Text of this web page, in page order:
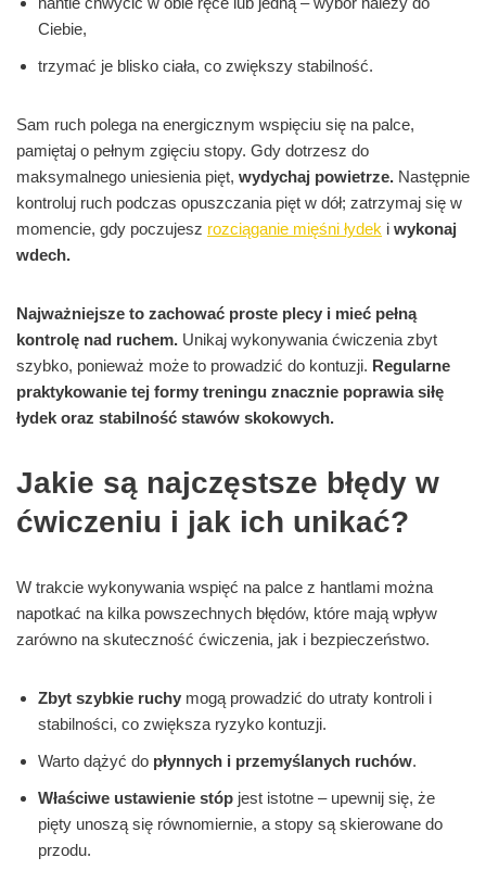
Ciebie,
trzymać je blisko ciała, co zwiększy stabilność.
Sam ruch polega na energicznym wspięciu się na palce,
pamiętaj o pełnym zgięciu stopy. Gdy dotrzesz do
maksymalnego uniesienia pięt, wydychaj powietrze. Następnie
kontroluj ruch podczas opuszczania pięt w dół; zatrzymaj się w
momencie, gdy poczujesz rozciąganie mięśni łydek i wykonaj
wdech.
Najważniejsze to zachować proste plecy i mieć pełną
kontrolę nad ruchem. Unikaj wykonywania ćwiczenia zbyt
szybko, ponieważ może to prowadzić do kontuzji. Regularne
praktykowanie tej formy treningu znacznie poprawia siłę
łydek oraz stabilność stawów skokowych.
Jakie są najczęstsze błędy w
ćwiczeniu i jak ich unikać?
W trakcie wykonywania wspięć na palce z hantlami można
napotkać na kilka powszechnych błędów, które mają wpływ
zarówno na skuteczność ćwiczenia, jak i bezpieczeństwo.
Zbyt szybkie ruchy mogą prowadzić do utraty kontroli i
stabilności, co zwiększa ryzyko kontuzji.
Warto dążyć do płynnych i przemyślanych ruchów.
Właściwe ustawienie stóp jest istotne – upewnij się, że
pięty unoszą się równomiernie, a stopy są skierowane do
przodu.